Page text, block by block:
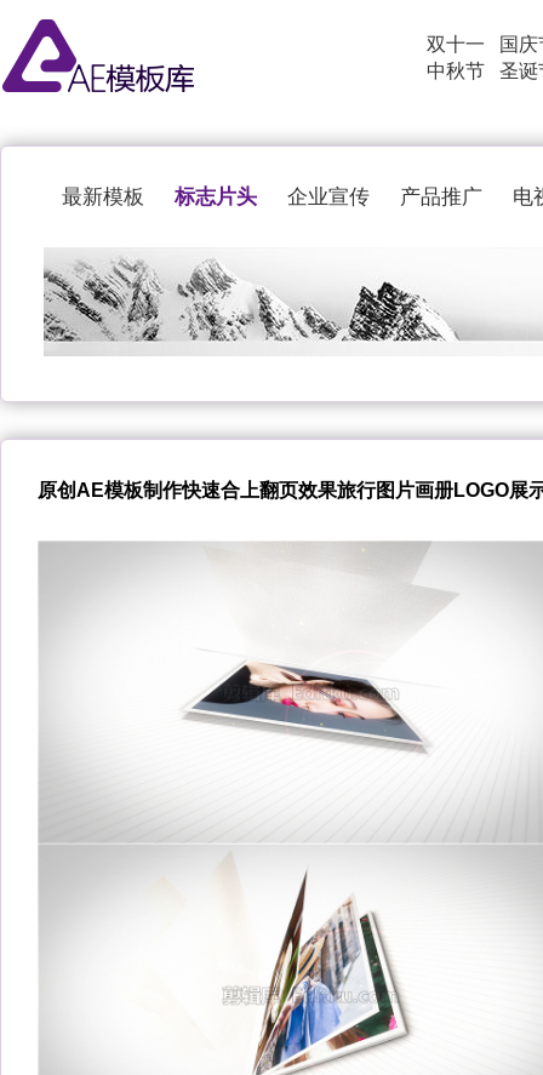
双十一
中秋节
国庆
圣诞
最新模板 标志片头 企业宣传 产品推广 电
原创AE模板制作快速合上翻页效果旅行图片画册LOGO展